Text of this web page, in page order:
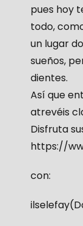
pues hoy
todo,
un lugar
sueños,
dientes.
Así que
atrevéis
Disfruta
https://
con: